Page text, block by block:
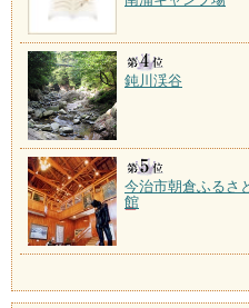
鈍川渓谷
今治市朝倉ふるさ
館